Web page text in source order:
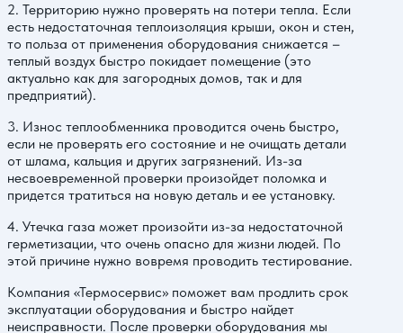
2. Территорию нужно проверять на потери тепла. Если
есть недостаточная теплоизоляция крыши, окон и стен,
то польза от применения оборудования снижается –
теплый воздух быстро покидает помещение (это
актуально как для загородных домов, так и для
предприятий).
3. Износ теплообменника проводится очень быстро,
если не проверять его состояние и не очищать детали
от шлама, кальция и других загрязнений. Из-за
несвоевременной проверки произойдет поломка и
придется тратиться на новую деталь и ее установку.
4. Утечка газа может произойти из-за недостаточной
герметизации, что очень опасно для жизни людей. По
этой причине нужно вовремя проводить тестирование.
Компания «Термосервис» поможет вам продлить срок
эксплуатации оборудования и быстро найдет
неисправности. После проверки оборудования мы